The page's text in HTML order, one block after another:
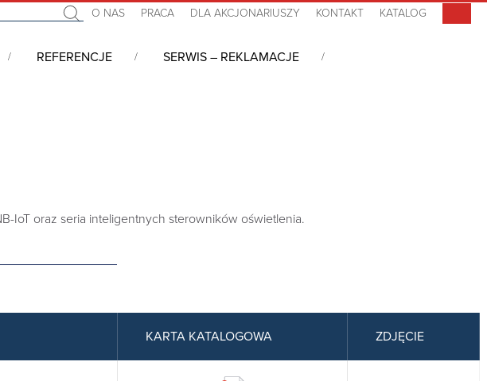
O NAS PRACA DLA AKCJONARIUSZY KONTAKT KATALOG
REFERENCJE SERWIS – REKLAMACJE
IoT oraz seria inteligentnych sterowników oświetlenia.
KARTA KATALOGOWA ZDJĘCIE